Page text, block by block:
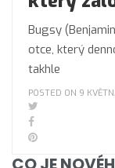
Bugsy
otce, který
takhle
POSTED ON 9